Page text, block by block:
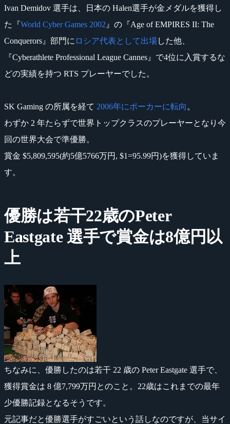
Ivan Demidov 選手は、日本の Halen選手が金メダルを獲得し
た『World Cyber Games 2002 』の『Age of EMPIRES II: The
Conquerors』部門に ロシア代表として出場した他、
『Cyberathlete Professional League Cannes』で4位に入賞するな
どの実績を持つ RTS プレーヤーでした。
SK Gaming の所属を経て 2006年にポーカーに転向 。
わずか 2 年たらずで世界トップクラスのプレーヤーとなり今
回の世界大会で準優勝。
賞金 $5,809,595(約5億5766万円, $1=95.99円)を獲得していま
す。
優勝は若干22歳のPeter
Eastgate 選手で賞金は8億円以
上
ちなみに、優勝したのは若干 22 歳の Peter Eastgate 選手で、
獲得賞金は 8 億7,799万円とのこと。22歳はこれまでの最年
少優勝記録となるそうです。
元記事だと優勝選手がすごいという話しなのですが、当サイ